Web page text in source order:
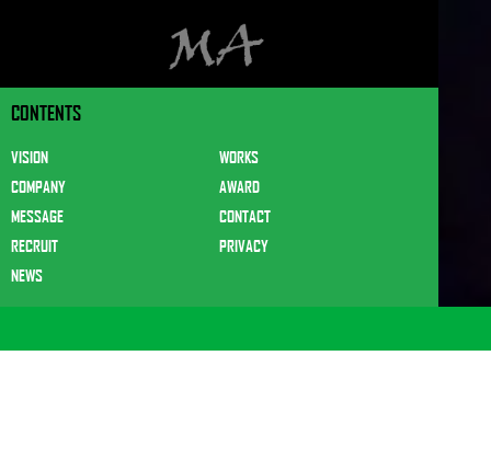
CONTENTS
VISION
COMPANY
MESSAGE
RECRUIT
NEWS
WORKS
AWARD
CONTACT
PRIVACY